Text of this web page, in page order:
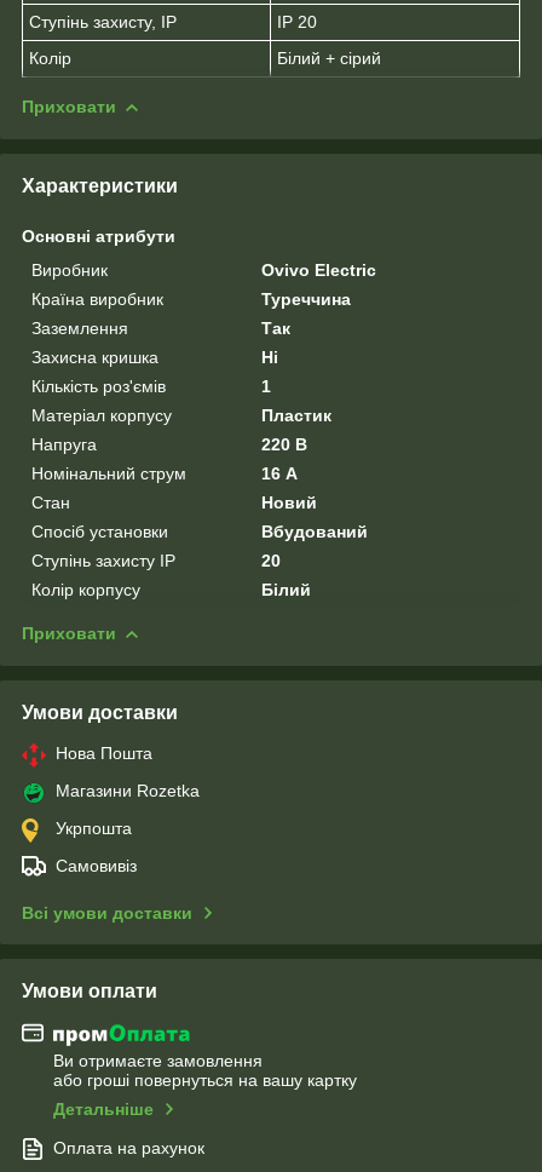
Ступінь захисту, IP
IP 20
Колір
Білий + сірий
Приховати
Характеристики
Основні атрибути
Виробник
Ovivo Electric
Країна виробник
Туреччина
Заземлення
Так
Захисна кришка
Ні
Кількість роз'ємів
1
Матеріал корпусу
Пластик
Напруга
220 В
Номінальний струм
16 А
Стан
Новий
Спосіб установки
Вбудований
Ступінь захисту IP
20
Колір корпусу
Білий
Приховати
Умови доставки
Нова Пошта
Магазини Rozetka
Укрпошта
Самовивіз
Всі умови доставки
Умови оплати
Ви отримаєте замовлення
або гроші повернуться на вашу картку
Детальніше
Оплата на рахунок